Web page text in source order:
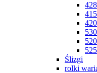
428
415
420
530
520
525
Ślizgi
rolki